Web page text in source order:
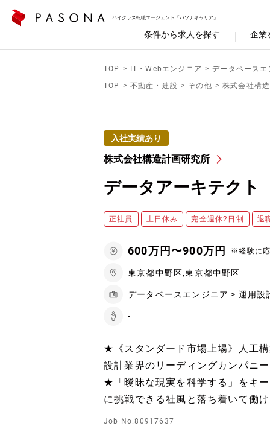
ハイクラス転職エージェント「パソナキャリア」
条件から求人を探す 企業
TOP IT・Webエンジニア
データベースエ
TOP
不動産・建設 その他 株式会社構
入社実績あり
株式会社構造計画研究所
データアーキテクト
正社員 土日休み 完全週休2日制 退
600万円〜900万円 ※経験に
東京都中野区,東京都中野区
データベースエンジニア > 運用設
-
★《スタンダード市場上場》人工
設計業界のリーディングカンパニ
★「曖昧な現実を科学する」をキ
に挑戦できる社風と落ち着いて働
Job No.80917637